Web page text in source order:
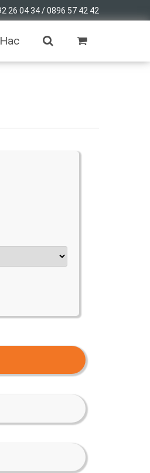
26 04 34 / 0896 57 42 42